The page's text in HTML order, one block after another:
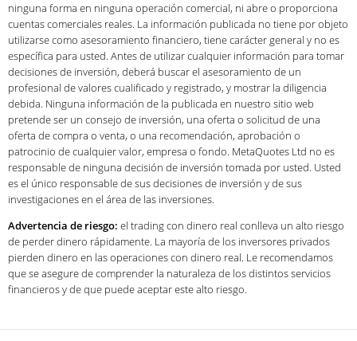
ninguna forma en ninguna operación comercial, ni abre o proporciona
cuentas comerciales reales. La información publicada no tiene por objeto
utilizarse como asesoramiento financiero, tiene carácter general y no es
específica para usted. Antes de utilizar cualquier información para tomar
decisiones de inversión, deberá buscar el asesoramiento de un
profesional de valores cualificado y registrado, y mostrar la diligencia
debida. Ninguna información de la publicada en nuestro sitio web
pretende ser un consejo de inversión, una oferta o solicitud de una
oferta de compra o venta, o una recomendación, aprobación o
patrocinio de cualquier valor, empresa o fondo. MetaQuotes Ltd no es
responsable de ninguna decisión de inversión tomada por usted. Usted
es el único responsable de sus decisiones de inversión y de sus
investigaciones en el área de las inversiones.
Advertencia de riesgo: el trading con dinero real conlleva un alto riesgo
de perder dinero rápidamente. La mayoría de los inversores privados
pierden dinero en las operaciones con dinero real. Le recomendamos
que se asegure de comprender la naturaleza de los distintos servicios
financieros y de que puede aceptar este alto riesgo.